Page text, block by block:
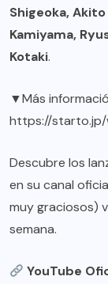
Shigeoka,
Kamiyama,
Kotaki.
▼Más
https://starto.jp/
Descubre los
en su canal
muy graciosos)
semana.
YouTube